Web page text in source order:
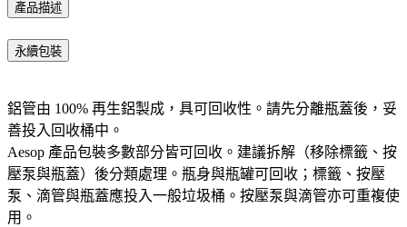
產品描述
永續包裝
鋁管由 100% 再生鋁製成，具可回收性。請先分離瓶蓋後，妥
善投入回收桶中。
Aesop 產品包裝多數部分皆可回收。建議拆解（移除標籤、按
壓泵與瓶蓋）後分類處理。瓶身與瓶罐可回收；標籤、按壓
泵、滴管與瓶蓋應投入一般垃圾桶。按壓泵與滴管亦可重複使
用。​